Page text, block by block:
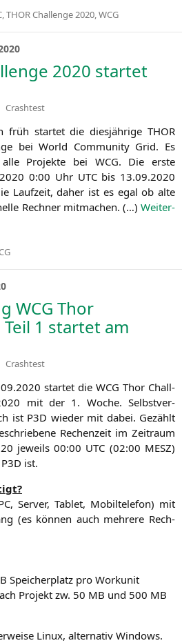
THOR Challenge 2020 WCG
2020 startet
Verfasst
von
Crashtest
früh star­tet die dies­jäh­ri­ge THOR
bei World Com­mu­ni­ty Grid. Es
Pro­jek­te bei WCG. Die ers­te
0:00 Uhr UTCbis 13.09.2020
Lauf­zeit, daher ist es egal ob alte
Rech­ner mit­ma­chen. (…) Wei­ter­
WCG Thor
1 startet am
Verfasst
von
Crashtest
star­tet die WCG Thor Chall­
mit der 1. Woche. Selbst­ver­
ist P3D wie­der mit dabei. Gezählt
Rechen­zeit im Zeit­raum
jeweils 00:00 UTC (02:00 MESZ)
P3D ist.
, Ser­ver, Tablet, Mobil­te­le­fon) mit
(es kön­nen auch meh­re­re Rech­
Spei­cher­platz pro Workunit
Pro­jekt zw. 50 MB und 500 MB
Linux, alter­na­tiv Windows.